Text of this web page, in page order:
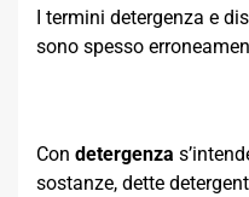
I termini detergenza e
sono spesso
Con detergenza
sostanze, dette